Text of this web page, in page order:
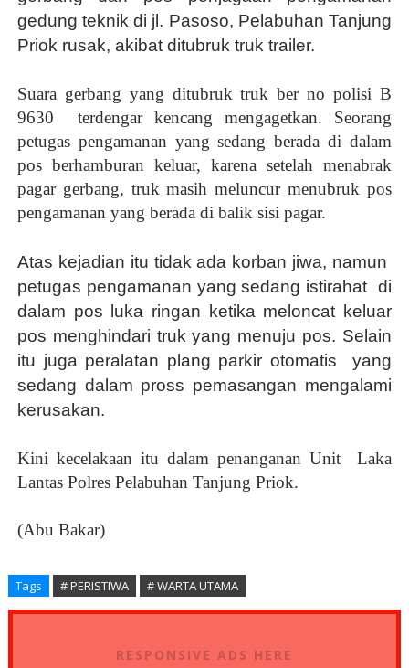
gedung teknik di jl. Pasoso, Pelabuhan Tanjung
Priok rusak, akibat ditubruk truk trailer.
Suara gerbang yang ditubruk truk ber no polisi B
9630
terdengar kencang mengagetkan. Seorang
petugas pengamanan yang sedang berada di dalam
pos berhamburan keluar, karena setelah menabrak
pagar gerbang, truk masih meluncur menubruk pos
pengamanan yang berada di balik sisi pagar.
Atas kejadian itu tidak ada korban jiwa, namun
petugas pengamanan yang sedang istirahat di
dalam pos luka ringan ketika meloncat keluar
pos menghindari truk yang menuju pos. Selain
itu juga peralatan plang parkir otomatis yang
sedang dalam pross pemasangan mengalami
kerusakan.
Kini kecelakaan itu dalam penanganan Unit Laka
Lantas Polres Pelabuhan Tanjung Priok.
(Abu Bakar)
Tags # PERISTIWA # WARTA UTAMA
RESPONSIVE ADS HERE